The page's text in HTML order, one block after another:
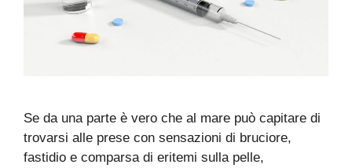
Se da una parte è vero che al mare può capitare di
trovarsi alle prese con sensazioni di bruciore,
fastidio e comparsa di eritemi sulla pelle,